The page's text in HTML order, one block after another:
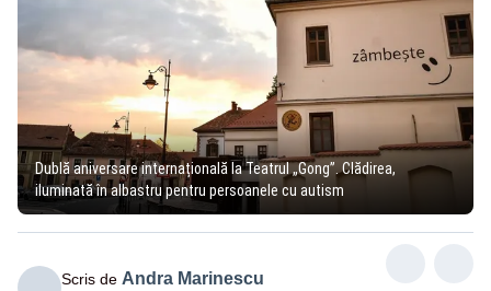
Dublă aniversare internațională la Teatrul „Gong”. Clădirea,
iluminată în albastru pentru persoanele cu autism
Scris de Andra Marinescu